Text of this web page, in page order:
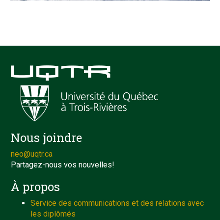
Nous joindre
neo@uqtr.ca
Partagez-nous vos nouvelles!
À propos
Service des communications et des relations avec
les diplômés